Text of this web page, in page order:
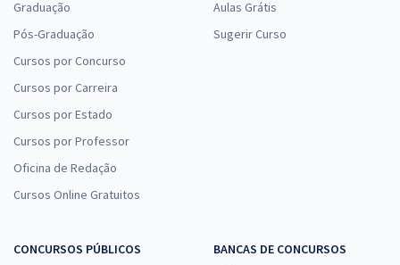
Graduação
Pós-Graduação
Cursos por Concurso
Cursos por Carreira
Cursos por Estado
Cursos por Professor
Oficina de Redação
Cursos Online Gratuitos
Aulas Grátis
Sugerir Curso
CONCURSOS PÚBLICOS
BANCAS DE CONCURSOS